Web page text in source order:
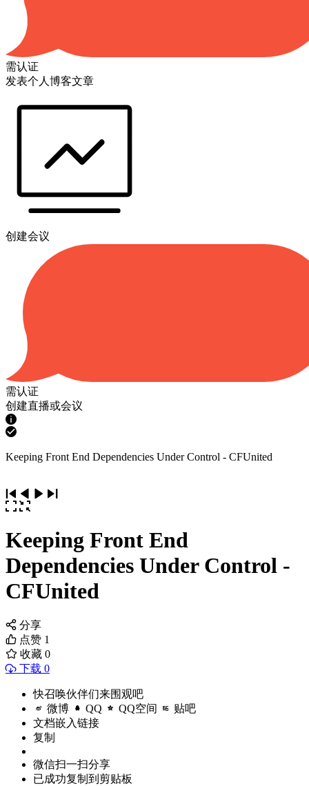
需认证
发表个人博客文章
创建会议
需认证
创建直播或会议
Keeping Front End Dependencies Under Control - CFUnited
Keeping Front End
Dependencies Under Control -
CFUnited
分享
点赞 1
收藏 0
下载 0
快召唤伙伴们来围观吧
微博 QQ QQ空间 贴吧
文档嵌入链接
复制
微信扫一扫分享
已成功复制到剪贴板